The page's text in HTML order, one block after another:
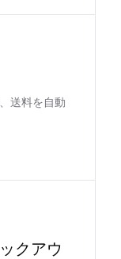
送料を自動
クアウ